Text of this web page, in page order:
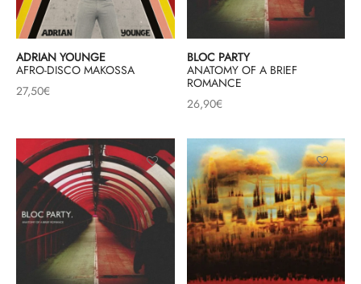
ADRIAN YOUNGE
AFRO-DISCO MAKOSSA
27,50€
BLOC PARTY
ANATOMY OF A BRIEF
ROMANCE
26,90€
Phono
Casques
bluetooth
& MINIMALISTE
& NEW WAVE
AMERICANA
ROCK
BUT CHIC
& RAP FRANCAIS
2026
DU 30/10/2026
SKA
ORIENT & MAGHREB